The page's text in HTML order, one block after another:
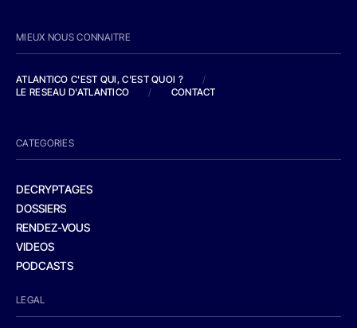
MIEUX NOUS CONNAITRE
ATLANTICO C'EST QUI, C'EST QUOI ?
/
LE RESEAU D'ATLANTICO
/ CONTACT
CATEGORIES
DECRYPTAGES
DOSSIERS
RENDEZ-VOUS
VIDEOS
PODCASTS
LEGAL